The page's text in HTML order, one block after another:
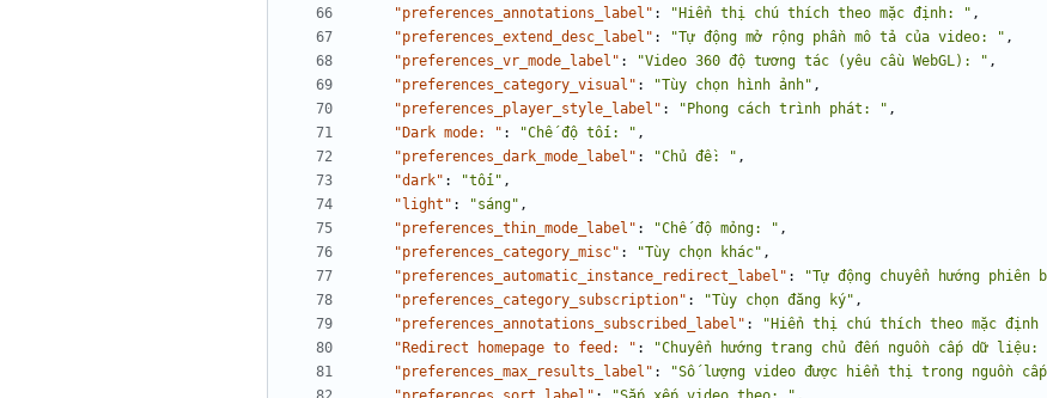
"preferences_annotations_label" : "Hiển thị chú thích theo mặc định: " ,
"preferences_extend_desc_label" : "Tự động mở rộng phần mô tả của video: " ,
"preferences_vr_mode_label" : "Video 360 độ tương tác (yêu cầu WebGL): " ,
"preferences_category_visual" : "Tùy chọn hình ảnh" ,
"preferences_player_style_label" : "Phong cách trình phát: " ,
"Dark mode: " : "Chế độ tối: " ,
"preferences_dark_mode_label" : "Chủ đề: " ,
"dark" : "tối" ,
"light" : "sáng" ,
"preferences_thin_mode_label" : "Chế độ mỏng: " ,
"preferences_category_misc" : "Tùy chọn khác" ,
"preferences_automatic_instance_redirect_label" : "Tự động chuyển hướng
"preferences_category_subscription" : "Tùy chọn đăng ký" ,
"preferences_annotations_subscribed_label" : "Hiển thị chú thích theo mặc định
"Redirect homepage to feed: " : "Chuyển hướng trang chủ đến nguồn cấp dữ liệu:
"preferences_max_results_label" : "Số lượng video được hiển thị trong nguồn